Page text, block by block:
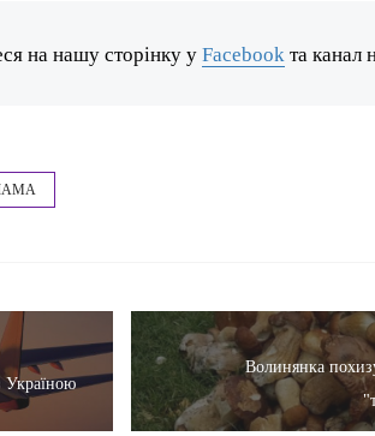
на нашу сторінку уFacebook та канал
Україною
Волинянка